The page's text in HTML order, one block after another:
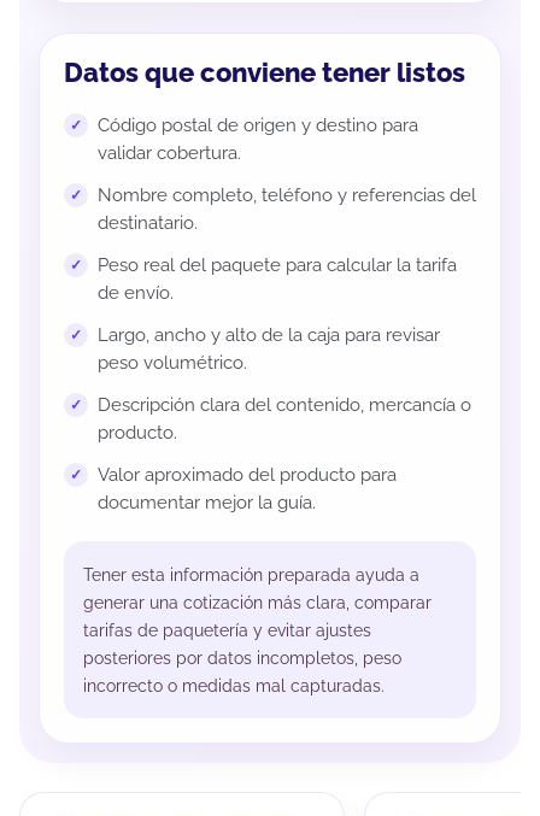
Datos que conviene tener listos
Código postal de origen y destino para
validar cobertura.
Nombre completo, teléfono y referencias del
destinatario.
Peso real del paquete para calcular la tarifa
de envío.
Largo, ancho y alto de la caja para revisar
peso volumétrico.
Descripción clara del contenido, mercancía o
producto.
Valor aproximado del producto para
documentar mejor la guía.
Tener esta información preparada ayuda a
generar una cotización más clara, comparar
tarifas de paquetería y evitar ajustes
posteriores por datos incompletos, peso
incorrecto o medidas mal capturadas.